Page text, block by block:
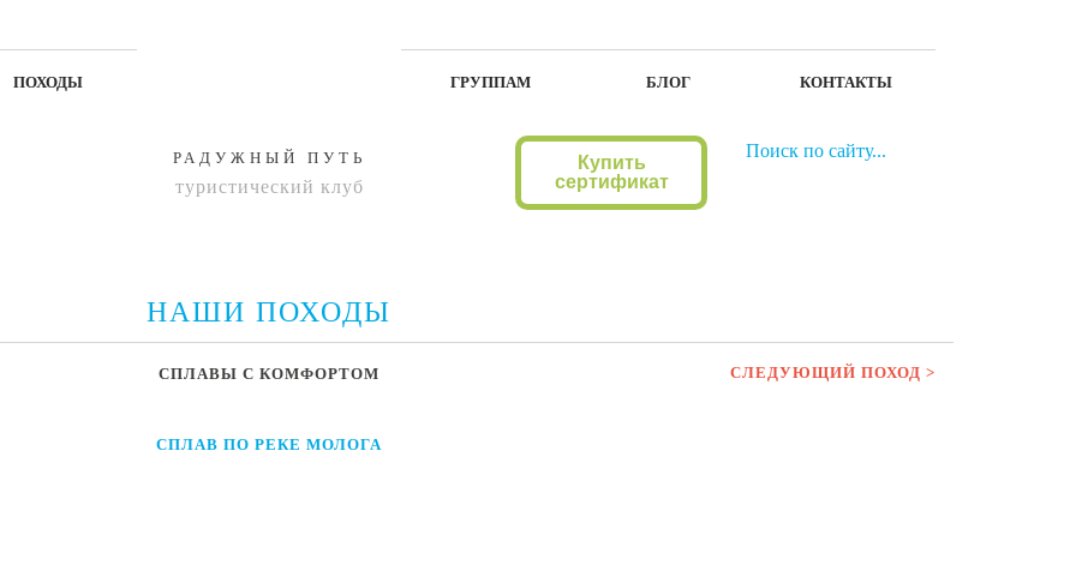
ПОХОДЫ
РАДУЖНЫЙ ПУТЬ
туристический клуб
ГРУППАМ БЛОГ КОНТАКТЫ
Купить
сертификат
НАШИ ПОХОДЫ
СПЛАВЫ С КОМФОРТОМ СЛЕДУЮЩИЙ ПОХОД >
СПЛАВ ПО РЕКЕ МОЛОГА